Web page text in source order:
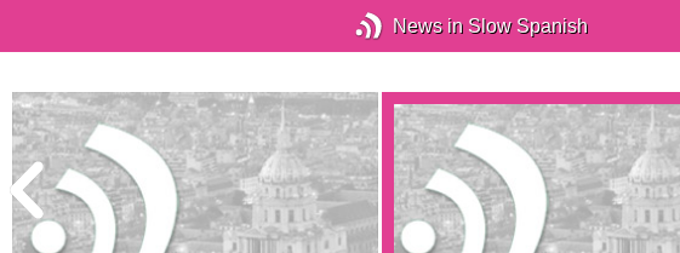
News in Slow Spanish